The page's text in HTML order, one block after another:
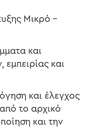
Μικρό –
και
και
και έλεγχος
το αρχικό
και την